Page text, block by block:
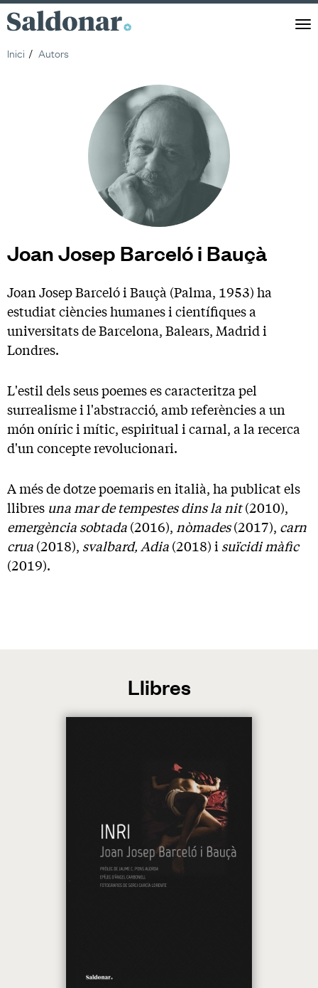
Saldonar
Inici
Autors
Joan Josep Barceló i Bauçà
Joan Josep Barceló i Bauçà (Palma, 1953) ha
estudiat ciències humanes i científiques a
universitats de Barcelona, Balears, Madrid i
Londres.
L'estil dels seus poemes es caracteritza pel
surrealisme i l'abstracció, amb referències a un
món oníric i mític, espiritual i carnal, a la recerca
d'un concepte revolucionari.
A més de dotze poemaris en italià, ha publicat els
llibres una mar de tempestes dins la nit(2010),
emergència sobtada(2016),nòmades(2017), carn
crua(2018), svalbard, Adia(2018) isuïcidi màfic
(2019).
Llibres